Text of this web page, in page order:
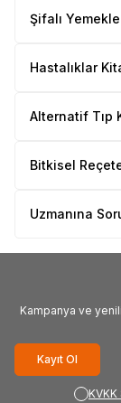
Şifalı
Hastalıklar
Alternatif Tıp
Bitkisel
Uzmanına
Kampanya ve
Kayıt Ol